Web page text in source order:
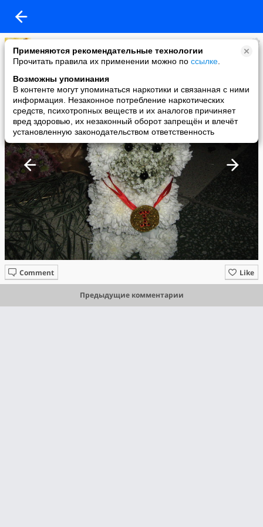
Применяются рекомендательные технологии
Прочитать правила их применении можно по ссылке
Возможны упоминания
В контенте могут упоминаться наркотики и связанная с ними
информация. Незаконное потребление наркотических
средств, психотропных веществ и их аналогов причиняет
вред здоровью, их незаконный оборот запрещён и влечёт
установленную законодательством ответственность
Леночка
added a photo
12 Dec в 17:52
Like
Comment
Предыдущие комментарии